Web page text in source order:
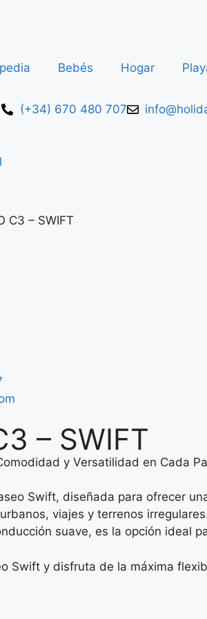
Bebés Hogar
(+34) 670 480 707
C3 – SWIFT
– SWIFT
y Versatilidad en Cada
Swift, diseñada para ofrecer
viajes y terrenos
suave, es la opción ideal
Swift y disfruta de la máxima